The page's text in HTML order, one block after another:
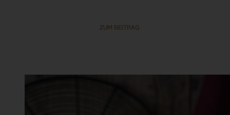
ZUM BEITRAG